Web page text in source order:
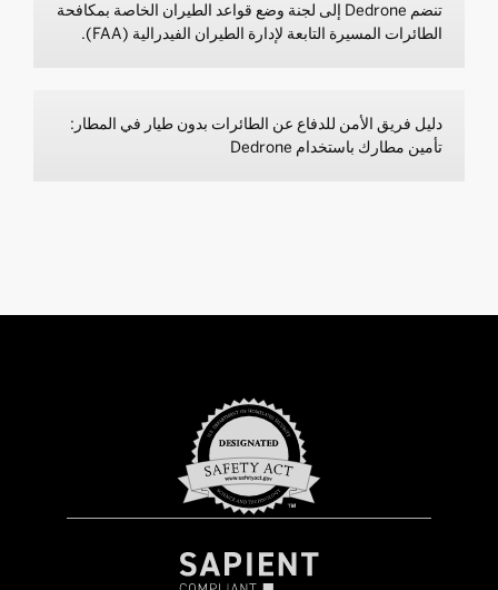
تنضم Dedrone إلى لجنة وضع قواعد الطيران الخاصة بمكافحة
الطائرات المسيرة التابعة لإدارة الطيران الفيدرالية (FAA).
دليل فريق الأمن للدفاع عن الطائرات بدون طيار في المطار:
تأمين مطارك باستخدام Dedrone